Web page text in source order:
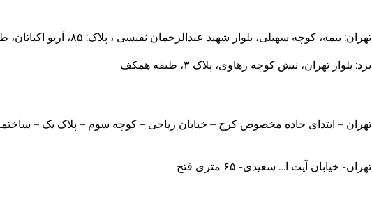
تهران: بیمه، کوچه سهیلی، بلوار شهید عبدالرحمان نفیسی ، پلاک: ۸۵، آریو اکباتان، طبقه ۵، واحد: ۵۰۱
یزد: بلوار تهران، نبش کوچه رهاوی، پلاک ۳، طبقه همکف
تهران – ابتدای جاده مخصوص کرج – خیابان ریاحی – کوچه سوم – پلاک یک –
تهران- خیابان آیت ا… سعیدی- ۶۵ متری فتح